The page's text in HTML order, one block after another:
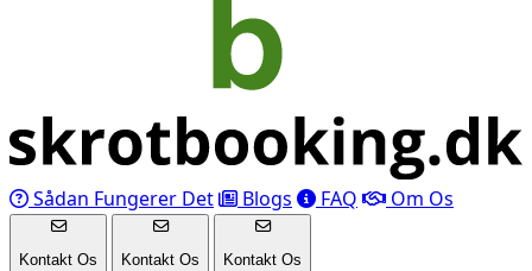
Sådan Fungerer Det Blogs FAQ Om Os
Kontakt Os Kontakt Os Kontakt Os